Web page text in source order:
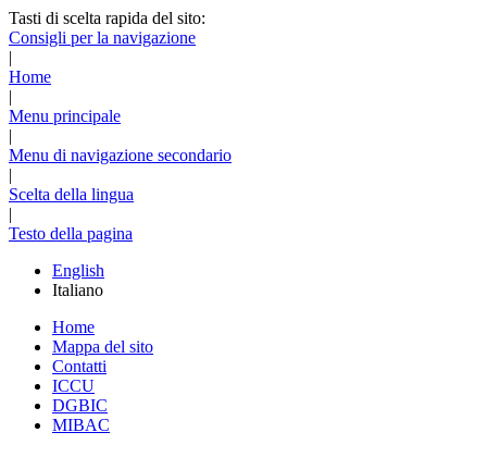
Tasti di scelta rapida del sito:
Consigli per la navigazione
|
Home
|
Menu principale
|
Menu di navigazione secondario
|
Scelta della lingua
|
Testo della pagina
English
Italiano
Home
Mappa del sito
Contatti
ICCU
DGBIC
MIBAC